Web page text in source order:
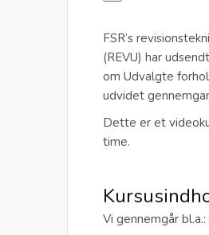
FSR’s
(REVU) har
om Udvalgte
udvidet
Dette er et
time.
Vi gennemgår bl.a.: